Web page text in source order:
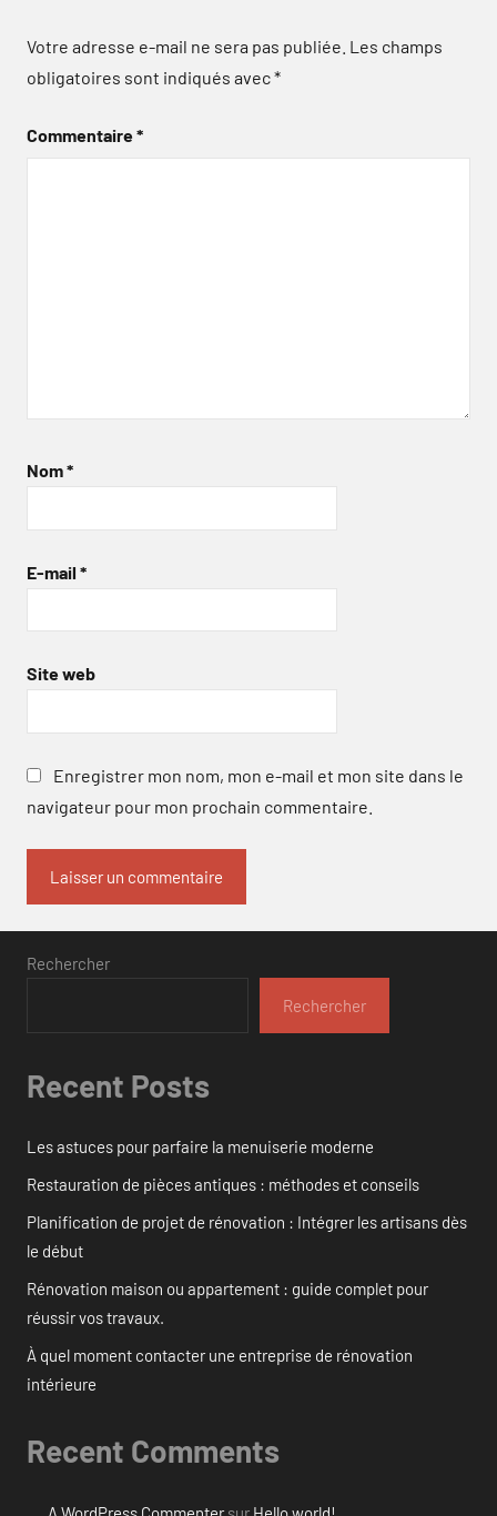
Votre adresse e-mail ne sera pas publiée. Les champs
obligatoires sont indiqués avec*
Commentaire*
Nom*
E-mail *
Site web
Enregistrer mon nom, mon e-mail et mon site dans le
navigateur pour mon prochain commentaire.
Rechercher
Rechercher
Recent Posts
Les astuces pour parfaire la menuiserie moderne
Restauration de pièces antiques : méthodes et conseils
Planification de projet de rénovation : Intégrer les artisans dès
le début
Rénovation maison ou appartement : guide complet pour
réussir vos travaux.
À quel moment contacter une entreprise de rénovation
intérieure
Recent Comments